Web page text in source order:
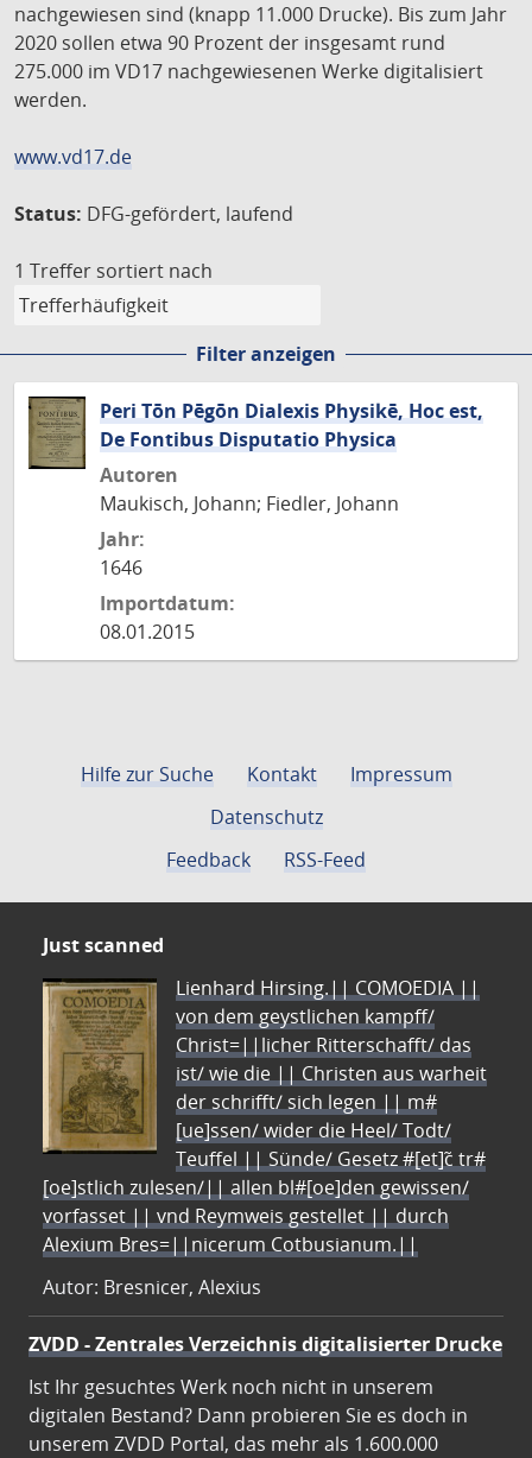
nachgewiesen sind (knapp 11.000 Drucke). Bis zum Jahr
2020 sollen etwa 90 Prozent der insgesamt rund
275.000 im VD17 nachgewiesenen Werke digitalisiert
werden.
www.vd17.de
Status: DFG-gefördert, laufend
1 Treffer sortiert nach
Filter anzeigen
Peri Tōn Pēgōn Dialexis Physikē, Hoc est,
De Fontibus Disputatio Physica
Autoren
Maukisch, Johann; Fiedler, Johann
Jahr:
1646
Importdatum:
08.01.2015
Hilfe zur Suche Kontakt
Impressum
Datenschutz
Feedback
RSS-Feed
Just scanned
Lienhard Hirsing.|| COMOEDIA ||
von dem geystlichen kampff/
Christ=||licher Ritterschafft/ das
ist/ wie die || Christen aus warheit
der schrifft/ sich legen || m#
[ue]ssen/ wider die Heel/ Todt/
Teuffel || Sünde/ Gesetz #[et]c̃ tr#
[oe]stlich zulesen/|| allen bl#[oe]den gewissen/
vorfasset || vnd Reymweis gestellet || durch
Alexium Bres=||nicerum Cotbusianum.||
Autor: Bresnicer, Alexius
ZVDD - Zentrales Verzeichnis digitalisierter Drucke
Ist Ihr gesuchtes Werk noch nicht in unserem
digitalen Bestand? Dann probieren Sie es doch in
unserem ZVDD Portal, das mehr als 1.600.000